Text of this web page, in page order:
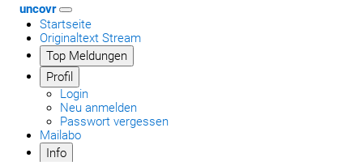
uncovr
Startseite
Originaltext Stream
Top Meldungen
Profil
Login
Neu anmelden
Passwort vergessen
Mailabo
Info